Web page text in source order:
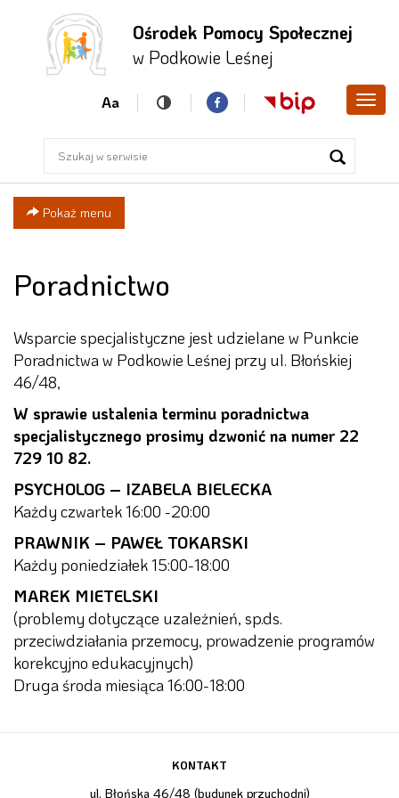
Przejdź
do menu
Przejdź
do
Przejdź
do menu
Ośrodek Pomocy Społecznej
w Podkowie Leśnej
Aa
Pokaż menu
Poradnictwo
Wsparcie specjalistyczne jest udzielane w Punkcie
Poradnictwa w Podkowie Leśnej przy ul. Błońskiej
46/48,
W sprawie ustalenia terminu poradnictwa
specjalistycznego prosimy dzwonić na numer 22
729 10 82.
PSYCHOLOG – IZABELA BIELECKA
Każdy czwartek 16:00 -20:00
PRAWNIK – PAWEŁ TOKARSKI
Każdy poniedziałek 15:00-18:00
MAREK MIETELSKI
(problemy dotyczące uzależnień, sp.ds.
przeciwdziałania przemocy, prowadzenie programów
korekcyjno edukacyjnych)
Druga środa miesiąca 16:00-18:00
KONTAKT
ul. Błońska 46/48 (budynek przychodni)